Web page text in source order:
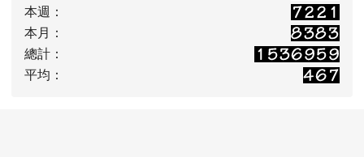
本週：
本月：
總計：
平均：